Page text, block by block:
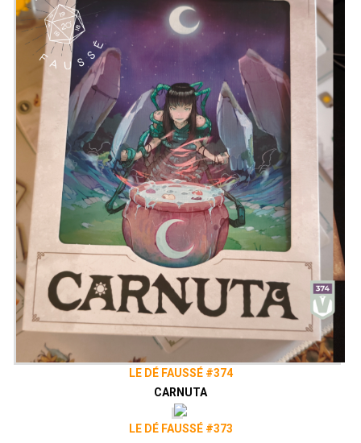
LE DÉ FAUSSÉ #374
CARNUTA
LE DÉ FAUSSÉ #373